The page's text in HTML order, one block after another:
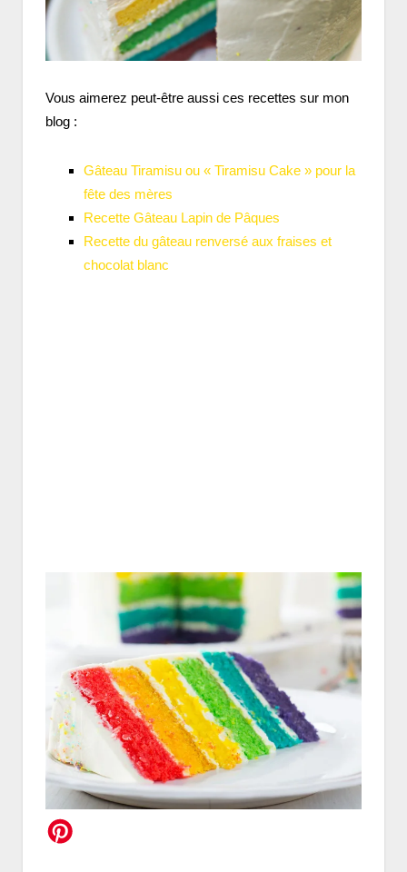
Vous aimerez peut-être aussi ces recettes sur mon
blog :
Gâteau Tiramisu ou « Tiramisu Cake » pour la
fête des mères
Recette Gâteau Lapin de Pâques
Recette du gâteau renversé aux fraises et
chocolat blanc